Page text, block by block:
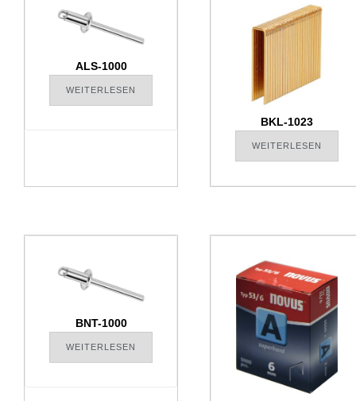
ALS-1000
WEITERLESEN
BKL-1023
WEITERLESEN
BNT-1000
WEITERLESEN